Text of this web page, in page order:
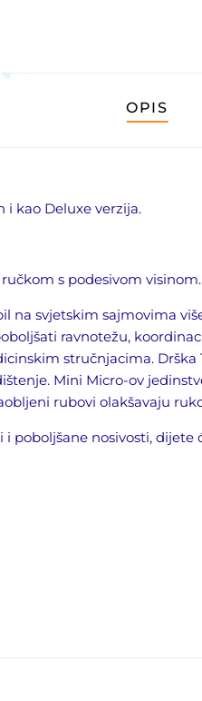
OPIS
i kao Deluxe verzija.
ručkom s podesivom visinom.
na svjetskim sajmovima
ravnotežu,
stručnjacima. Drška
. Mini Micro-ov
rubovi olakšavaju
poboljšane nosivosti,